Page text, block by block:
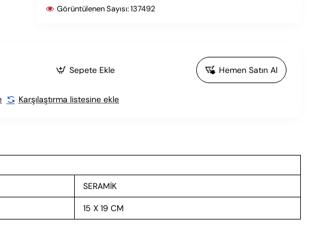
Görüntülenen Sayısı:137492
Sepete Ekle Hemen Satın Al
Karşılaştırma listesine ekle
SERAMİK
15 X 19 CM